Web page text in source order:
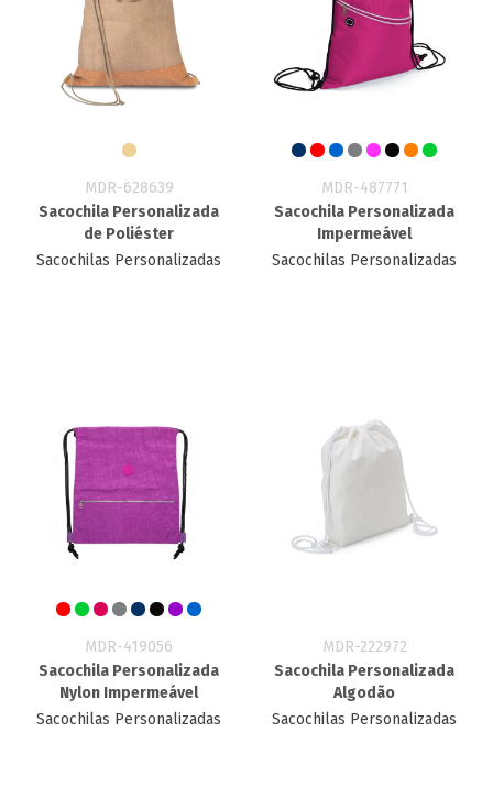
MDR-628639
Sacochila Personalizada
de Poliéster
Sacochilas Personalizadas
MDR-487771
Sacochila Personalizada
Impermeável
Sacochilas Personalizadas
MDR-419056
Sacochila Personalizada
Nylon Impermeável
Sacochilas Personalizadas
MDR-222972
Sacochila Personalizada
Algodão
Sacochilas Personalizadas